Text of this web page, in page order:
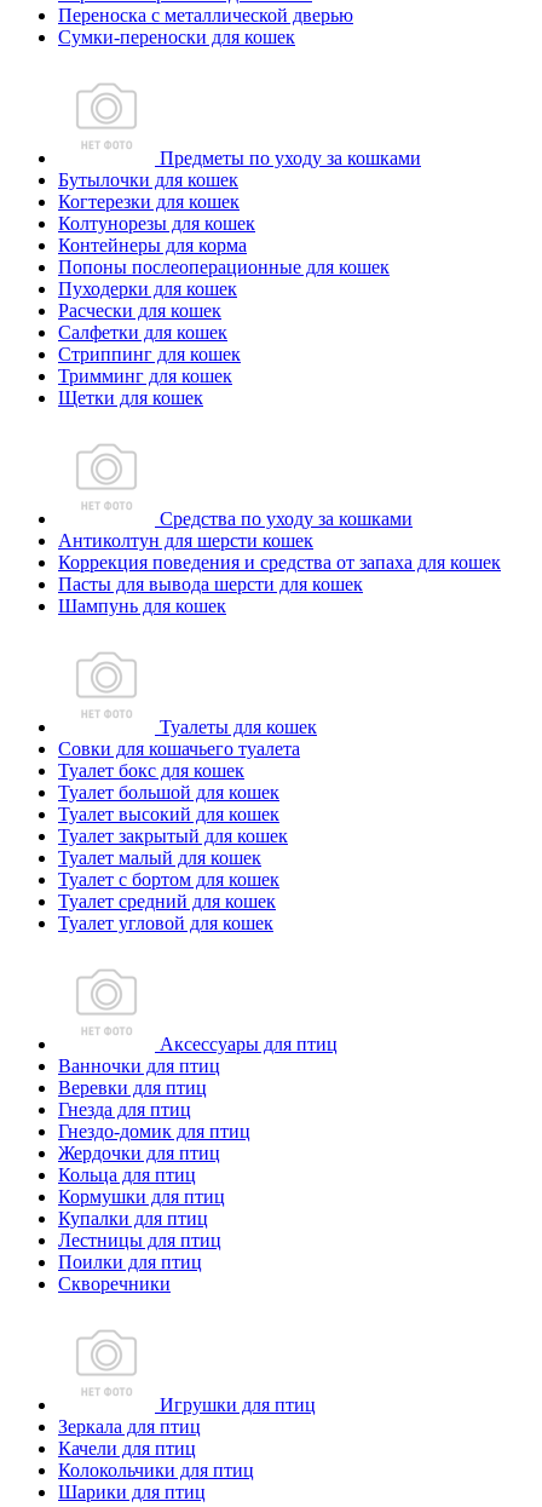
Переноска с металлической дверью
Сумки-переноски для кошек
Предметы по уходу за кошками
Бутылочки для кошек
Когтерезки для кошек
Колтунорезы для кошек
Контейнеры для корма
Попоны послеоперационные для кошек
Пуходерки для кошек
Расчески для кошек
Салфетки для кошек
Стриппинг для кошек
Тримминг для кошек
Щетки для кошек
Средства по уходу за кошками
Антиколтун для шерсти кошек
Коррекция поведения и средства от запаха для кошек
Пасты для вывода шерсти для кошек
Шампунь для кошек
Туалеты для кошек
Совки для кошачьего туалета
Туалет бокс для кошек
Туалет большой для кошек
Туалет высокий для кошек
Туалет закрытый для кошек
Туалет малый для кошек
Туалет с бортом для кошек
Туалет средний для кошек
Туалет угловой для кошек
Аксессуары для птиц
Ванночки для птиц
Веревки для птиц
Гнезда для птиц
Гнездо-домик для птиц
Жердочки для птиц
Кольца для птиц
Кормушки для птиц
Купалки для птиц
Лестницы для птиц
Поилки для птиц
Скворечники
Игрушки для птиц
Зеркала для птиц
Качели для птиц
Колокольчики для птиц
Шарики для птиц